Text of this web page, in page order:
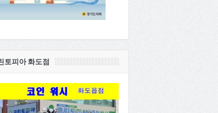
토피아 화도점